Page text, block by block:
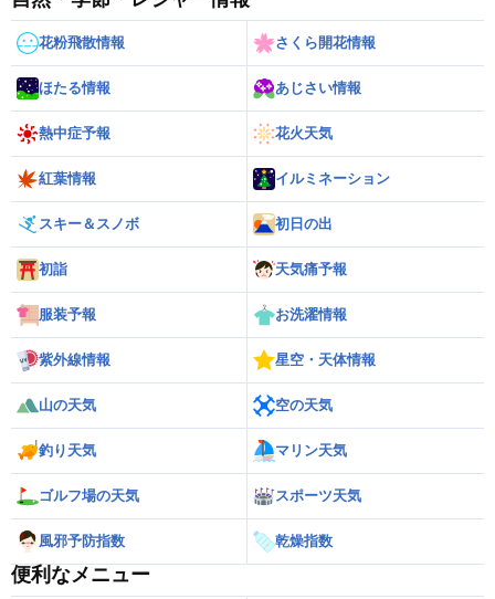
花粉飛散情報 さくら開花情報
ほたる情報 あじさい情報
熱中症予報 花火天気
紅葉情報 イルミネーション
スキー＆スノボ 初日の出
初詣 天気痛予報
服装予報 お洗濯情報
紫外線情報 星空・天体情報
山の天気 空の天気
釣り天気 マリン天気
ゴルフ場の天気 スポーツ天気
風邪予防指数 乾燥指数
便利なメニュー